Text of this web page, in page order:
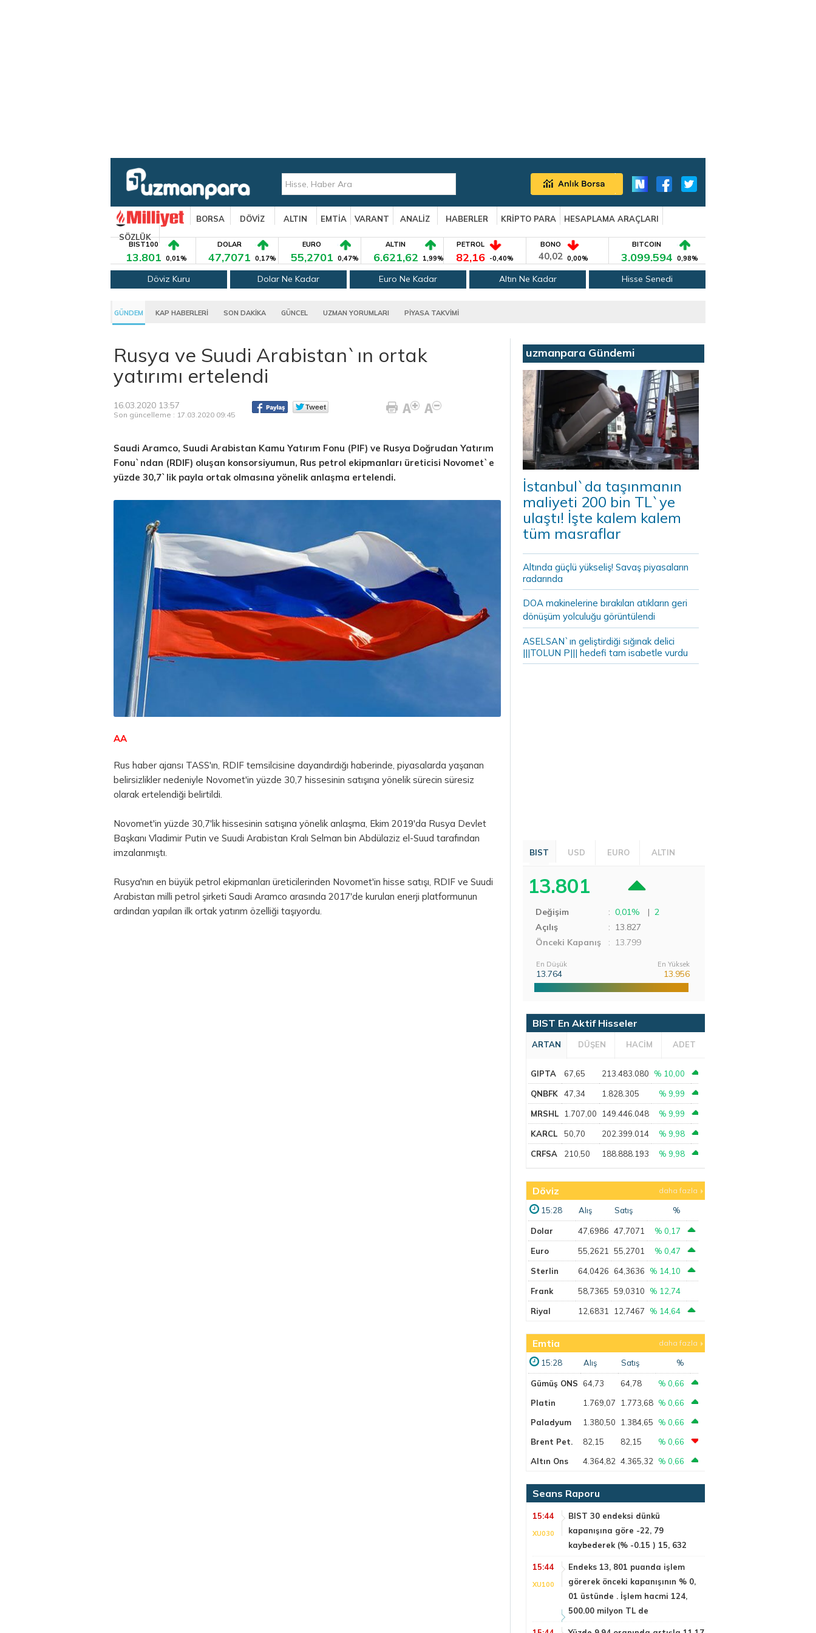
BORSA DÖVİZ ALTIN EMTİA VARANT ANALİZ HABERLER KRİPTO PARA
HESAPLAMA ARAÇLARI
SÖZLÜK
BIST100
13.801 0,01%
DOLAR
47,7071 0,17%
EURO
55,2701 0,47%
ALTIN
6.621,62 1,99%
PETROL
82,16 -0,40%
BONO
40,02 0,00%
BITCOIN
3.099.594 0,98%
Döviz Kuru Dolar Ne Kadar Euro Ne Kadar Altın Ne Kadar Hisse Senedi
GÜNDEM KAP HABERLERİ SON DAKİKA GÜNCEL UZMAN YORUMLARI PİYASA TAKVİMİ
Rusya ve Suudi Arabistan`ın ortak
yatırımı ertelendi
16.03.2020 13:57
Son güncelleme : 17.03.2020 09:45
Saudi Aramco, Suudi Arabistan Kamu Yatırım Fonu (PIF) ve Rusya Doğrudan Yatırım
Fonu`ndan (RDIF) oluşan konsorsiyumun, Rus petrol ekipmanları üreticisi Novomet`e
yüzde 30,7`lik payla ortak olmasına yönelik anlaşma ertelendi.
AA
Rus haber ajansı TASS'ın, RDIF temsilcisine dayandırdığı haberinde, piyasalarda yaşanan
belirsizlikler nedeniyle Novomet'in yüzde 30,7 hissesinin satışına yönelik sürecin süresiz
olarak ertelendiği belirtildi.
Novomet'in yüzde 30,7'lik hissesinin satışına yönelik anlaşma, Ekim 2019'da Rusya Devlet
Başkanı Vladimir Putin ve Suudi Arabistan Kralı Selman bin Abdülaziz el-Suud tarafından
imzalanmıştı.
Rusya'nın en büyük petrol ekipmanları üreticilerinden Novomet'in hisse satışı, RDIF ve Suudi
Arabistan milli petrol şirketi Saudi Aramco arasında 2017'de kurulan enerji platformunun
ardından yapılan ilk ortak yatırım özelliği taşıyordu.
uzmanpara Gündemi
İstanbul`da taşınmanın
maliyeti 200 bin TL`ye
ulaştı! İşte kalem kalem
tüm masraflar
Altında güçlü yükseliş! Savaş piyasaların
radarında
DOA makinelerine bırakılan atıkların geri
dönüşüm yolculuğu görüntülendi
ASELSAN`ın geliştirdiği sığınak delici
|||TOLUN P||| hedefi tam isabetle vurdu
BIST USD EURO ALTIN
13.801
Değişim : 0,01% | 2
Açılış
: 13.827
Önceki Kapanış
: 13.799
En Düşük
13.764
En Yüksek
13.956
BIST En Aktif Hisseler
ARTAN DÜŞEN HACİM ADET
GIPTA 67,65 213.483.080 % 10,00
QNBFK 47,34 1.828.305 % 9,99
MRSHL 1.707,00 149.446.048 % 9,99
KARCL 50,70 202.399.014 % 9,98
CRFSA 210,50 188.888.193 % 9,98
Döviz daha fazla
15:28 Alış Satış %
Dolar 47,6986 47,7071 % 0,17
Euro 55,2621 55,2701 % 0,47
Sterlin 64,0426 64,3636 % 14,10
Frank 58,7365 59,0310 % 12,74
Riyal 12,6831 12,7467 % 14,64
Emtia daha fazla
15:28 Alış Satış %
Gümüş ONS 64,73 64,78
% 0,66
Platin
1.769,07 1.773,68 % 0,66
Paladyum
1.380,50 1.384,65
% 0,66
Brent Pet.
82,15 82,15
% 0,66
Altın Ons
4.364,82 4.365,32 % 0,66
Seans Raporu
15:44
XU030
BIST 30 endeksi dünkü
kapanışına göre -22, 79
kaybederek (% -0.15 ) 15, 632
15:44
XU100
Endeks 13, 801 puanda işlem
görerek önceki kapanışının % 0,
01 üstünde . İşlem hacmi 124,
500.00 milyon TL de